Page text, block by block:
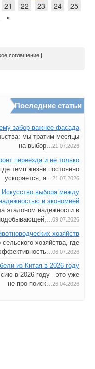
21 22 23 24
25
»
соглашение |
Последние статьи
забор важнее фасада
мы тратим месяцы
на выбор...21.07.2026
переезда и не только
темп жизни постоянно
ускоряется, а...21.07.2026
выбора между
надежностью и экономией
эталоном надежности в
09.07.2026
хозяйств
хозяйства, где
06.07.2026
из Китая в 2026 году
в 2026 году - это уже
не про поиск...26.04.2026